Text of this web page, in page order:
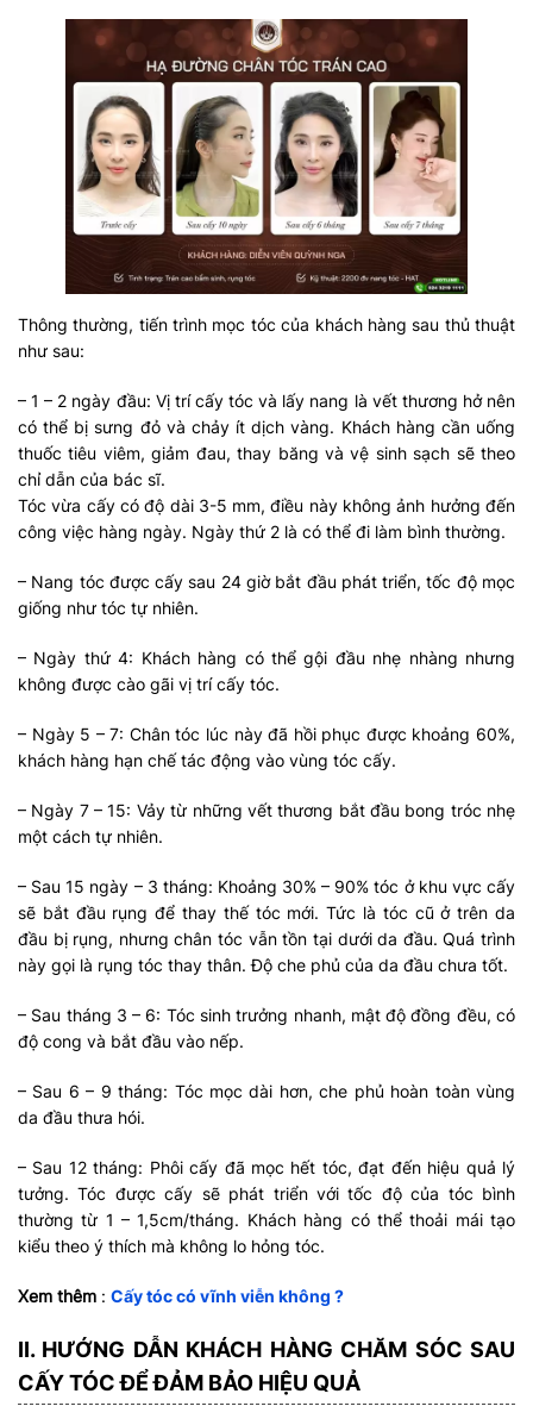
Thông thường, tiến trình mọc tóc của khách hàng sau thủ thuật
như sau:
– 1 – 2 ngày đầu: Vị trí cấy tóc và lấy nang là vết thương hở nên
có thể bị sưng đỏ và chảy ít dịch vàng. Khách hàng cần uống
thuốc tiêu viêm, giảm đau, thay băng và vệ sinh sạch sẽ theo
chỉ dẫn của bác sĩ.
Tóc vừa cấy có độ dài 3-5 mm, điều này không ảnh hưởng đến
công việc hàng ngày. Ngày thứ 2 là có thể đi làm bình thường.
– Nang tóc được cấy sau 24 giờ bắt đầu phát triển, tốc độ mọc
giống như tóc tự nhiên.
– Ngày thứ 4: Khách hàng có thể gội đầu nhẹ nhàng nhưng
không được cào gãi vị trí cấy tóc.
– Ngày 5 – 7: Chân tóc lúc này đã hồi phục được khoảng 60%,
khách hàng hạn chế tác động vào vùng tóc cấy.
– Ngày 7 – 15: Vảy từ những vết thương bắt đầu bong tróc nhẹ
một cách tự nhiên.
– Sau 15 ngày – 3 tháng: Khoảng 30% – 90% tóc ở khu vực cấy
sẽ bắt đầu rụng để thay thế tóc mới. Tức là tóc cũ ở trên da
đầu bị rụng, nhưng chân tóc vẫn tồn tại dưới da đầu. Quá trình
này gọi là rụng tóc thay thân. Độ che phủ của da đầu chưa tốt.
– Sau tháng 3 – 6: Tóc sinh trưởng nhanh, mật độ đồng đều, có
độ cong và bắt đầu vào nếp.
– Sau 6 – 9 tháng: Tóc mọc dài hơn, che phủ hoàn toàn vùng
da đầu thưa hói.
– Sau 12 tháng: Phôi cấy đã mọc hết tóc, đạt đến hiệu quả lý
tưởng. Tóc được cấy sẽ phát triển với tốc độ của tóc bình
thường từ 1 – 1,5cm/tháng. Khách hàng có thể thoải mái tạo
kiểu theo ý thích mà không lo hỏng tóc.
Xem thêm : Cấy tóc có vĩnh viễn không ?
II. HƯỚNG DẪN KHÁCH HÀNG CHĂM SÓC SAU
CẤY TÓC ĐỂ ĐẢM BẢO HIỆU QUẢ